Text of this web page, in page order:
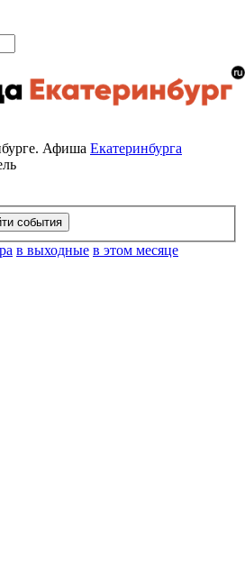
Афиша Екатеринбурга
в выходные в этом месяце